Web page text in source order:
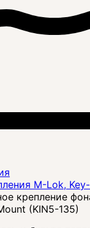
M-Lok,
крепление
(KIN5-135)